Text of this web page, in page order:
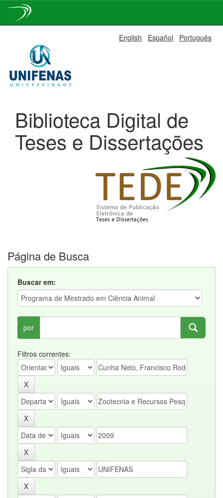
navigation
English Español Português
Biblioteca Digital de
Teses e Dissertações
Página de Busca
Buscar em:
por
Filtros correntes: